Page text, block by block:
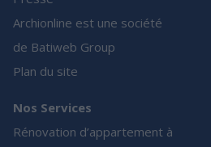
Archionline est une société
de Batiweb Group
Plan du site
Nos Services
Rénovation d’appartement à